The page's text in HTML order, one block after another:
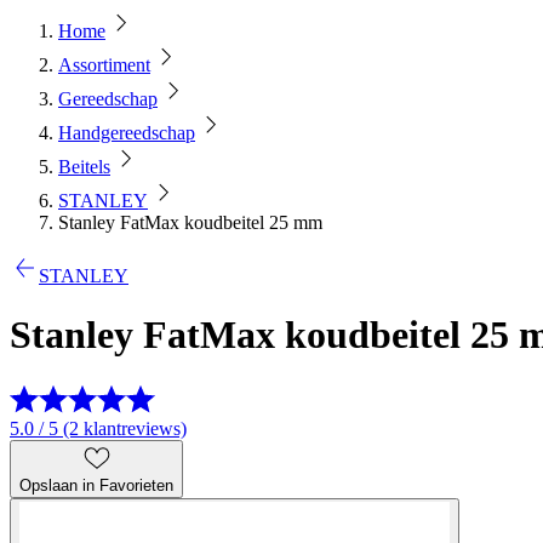
Home
Assortiment
Gereedschap
Handgereedschap
Beitels
STANLEY
Stanley FatMax koudbeitel 25 mm
STANLEY
Stanley FatMax koudbeitel 25
5.0 / 5 (2 klantreviews)
Opslaan in Favorieten